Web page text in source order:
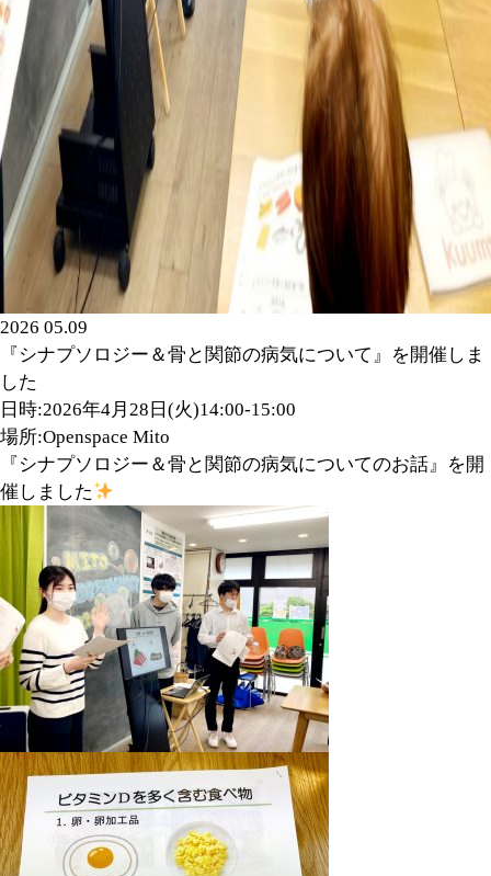
2026 05.09
『シナプソロジー＆骨と関節の病気について』を開催しま
した
日時:2026年4月28日(火)14:00-15:00
場所:Openspace Mito
『シナプソロジー＆骨と関節の病気についてのお話』を開
催しました